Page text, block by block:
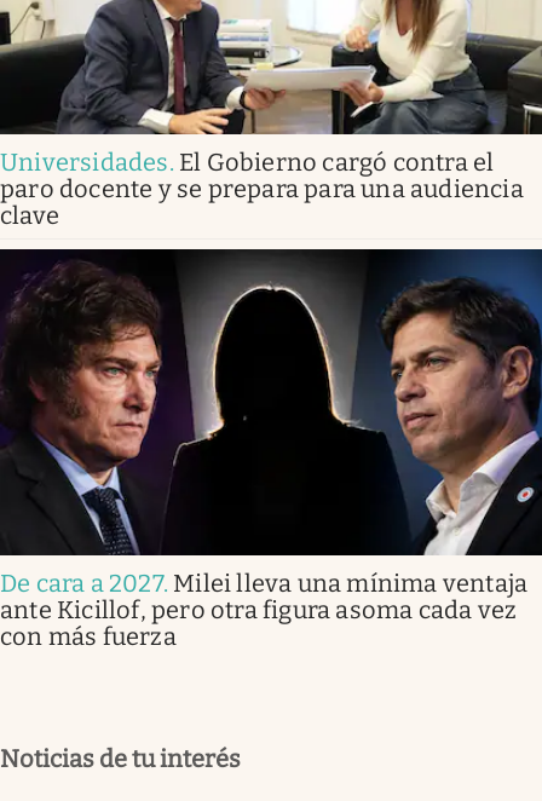
Universidades. El Gobierno cargó contra el
paro docente y se prepara para una audiencia
clave
De cara a 2027. Milei lleva una mínima ventaja
ante Kicillof, pero otra figura asoma cada vez
con más fuerza
Noticias de tu interés